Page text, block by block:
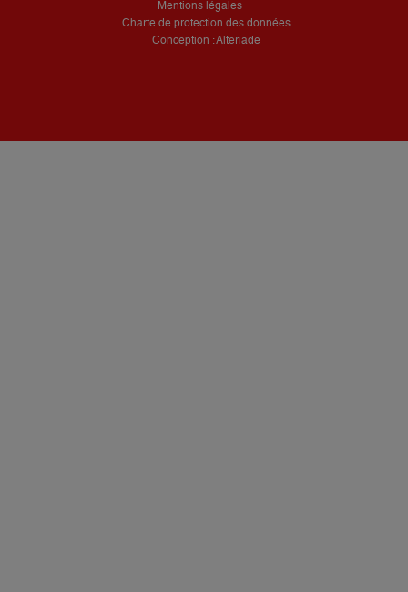
Mentions légales
Charte de protection des données
Conception : Alteriade